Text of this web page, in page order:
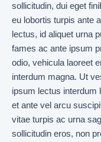
sollicitudin, dui eget
eu lobortis turpis ante
lectus, id aliquet urna
fames ac ante ipsum
odio, vehicula laoreet
interdum magna. Ut
ipsum lectus interdum
et ante vel arcu
vitae turpis ac urna
sollicitudin eros, non